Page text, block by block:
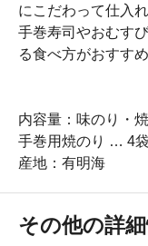
にこだわって仕入
手巻寿司やおむす
る食べ方がおすすめ
内容量：味のり・
手巻用焼のり … 4
産地：有明海
その他の詳